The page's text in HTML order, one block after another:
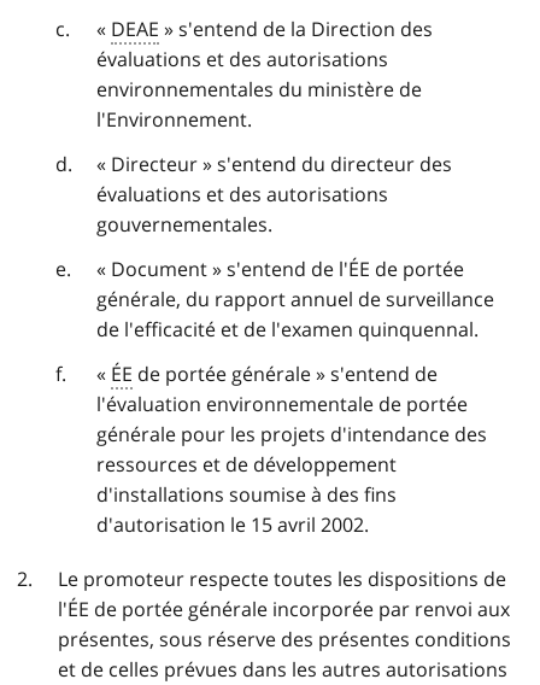
« DEAE » s'entend de la Direction des
évaluations et des autorisations
environnementales du ministère de
l'Environnement.
« Directeur » s'entend du directeur des
évaluations et des autorisations
gouvernementales.
« Document » s'entend de l'ÉE de portée
générale, du rapport annuel de surveillance
de l'efficacité et de l'examen quinquennal.
« ÉE de portée générale » s'entend de
l'évaluation environnementale de portée
générale pour les projets d'intendance des
ressources et de développement
d'installations soumise à des fins
d'autorisation le 15 avril 2002.
Le promoteur respecte toutes les dispositions de
l'ÉE de portée générale incorporée par renvoi aux
présentes, sous réserve des présentes conditions
et de celles prévues dans les autres autorisations